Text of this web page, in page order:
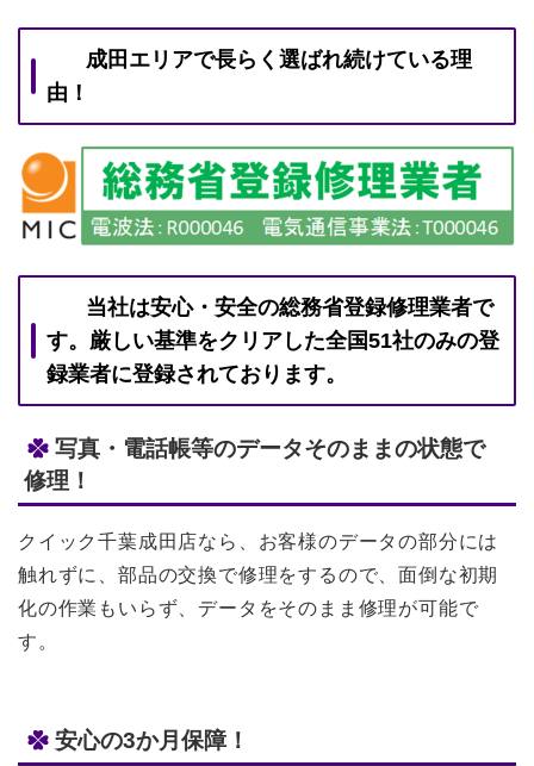
成田エリアで長らく選ばれ続けている理
由！
当社は安心・安全の総務省登録修理業者で
す。 厳しい基準をクリアした全国51社のみの登
録業者に登録されております。
写真・電話帳等のデータそのままの状態で
修理！
クイック千葉成田店なら、お客様のデータの部分には
触れずに、部品の交換で修理をするので、面倒な初期
化の作業もいらず、データをそのまま修理が可能で
す。
安心の3か月保障！